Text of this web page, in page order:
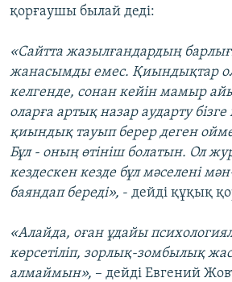
қорғаушы былай деді:
«Сайтта жазылғандардың
жанасымды емес. Қиындықтар
келгенде, сонан кейін мамыр
оларға артық назар аударту
қиындық тауып берер деген
Бұл - оның өтініш болатын. Ол
кездескен кезде бұл мәселені
баяндап береді», - дейді құқық
«Алайда, оған ұдайы
көрсетіліп, зорлық-зомбылық
алмаймын», – дейді Евгений